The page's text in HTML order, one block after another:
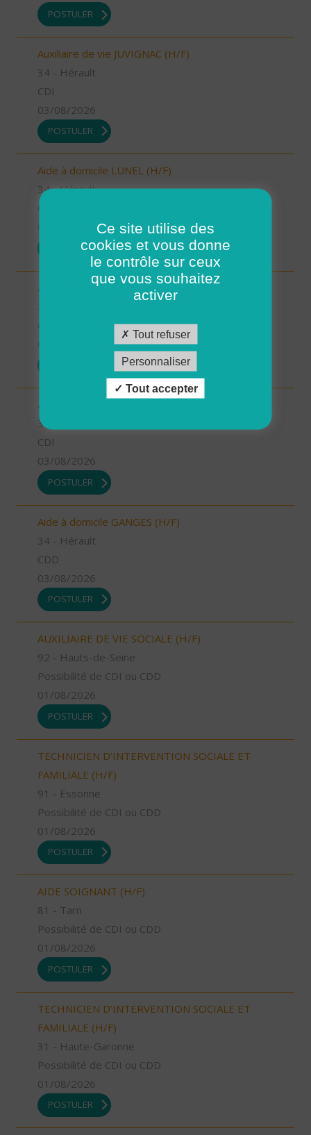
POSTULER
Auxiliaire de vie JUVIGNAC (H/F)
34 - Hérault
CDI
03/08/2026
POSTULER
Aide à domicile LUNEL (H/F)
34 - Hérault
POSTULER
Auxiliaire de vie LE CRES (H/F)
Aide à domicile LE CRES (H/F)
34 - Hérault
CDI
03/08/2026
POSTULER
Aide à domicile GANGES (H/F)
34 - Hérault
CDD
03/08/2026
POSTULER
AUXILIAIRE DE VIE SOCIALE (H/F)
92 - Hauts-de-Seine
Possibilité de CDI ou CDD
01/08/2026
POSTULER
TECHNICIEN D’INTERVENTION SOCIALE ET
FAMILIALE (H/F)
91 - Essonne
Possibilité de CDI ou CDD
01/08/2026
POSTULER
AIDE SOIGNANT (H/F)
81 - Tarn
Possibilité de CDI ou CDD
01/08/2026
POSTULER
TECHNICIEN D’INTERVENTION SOCIALE ET
FAMILIALE (H/F)
31 - Haute-Garonne
Possibilité de CDI ou CDD
01/08/2026
POSTULER
Ce site utilise des
cookies et vous donne
le contrôle sur ceux
que vous souhaitez
activer
Tout refuser
Personnaliser
Tout accepter